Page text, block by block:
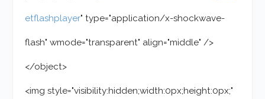
etflashplayer" type="application/x-shockwave-
flash" wmode="transparent" align="middle" />
</object>
<img style="visibility:hidden;width:0px;height:0px;"